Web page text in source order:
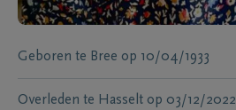
Geboren te Bree op 10/04/1933
Overleden te Hasselt op 03/12/2022